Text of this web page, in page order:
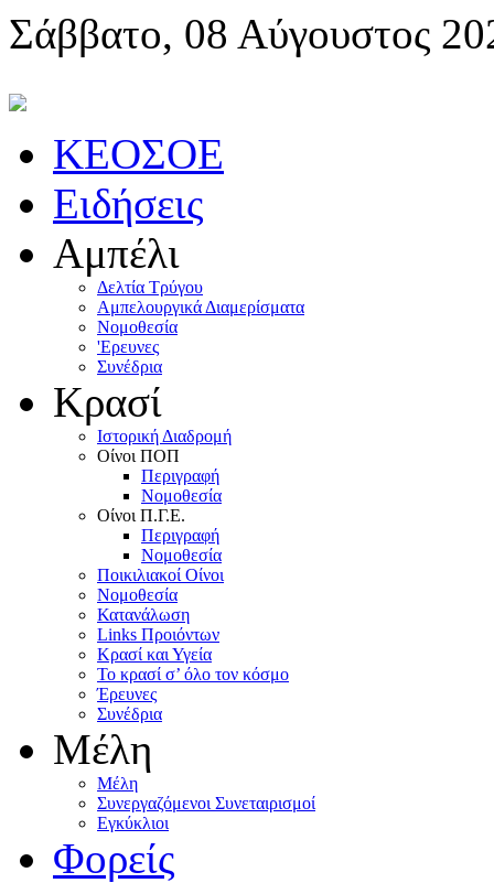
Σάββατο, 08 Αύγουστος
KEOΣOE
Ειδήσεις
Αμπέλι
Δελτία Τρύγου
Αμπελουργικά Διαμερίσματα
Nομοθεσία
'Eρευνες
Συνέδρια
Κρασί
Iστορική Διαδρομή
Oίνοι ΠOΠ
Περιγραφή
Nομοθεσία
Oίνοι Π.Γ.E.
Περιγραφή
Νομοθεσία
Ποικιλιακοί Oίνοι
Nομοθεσία
Κατανάλωση
Links Προιόντων
Κρασί και Υγεία
To κρασί σ’ όλο τον κόσμο
Έρευνες
Συνέδρια
Μέλη
Mέλη
Συνεργαζόμενοι Συνεταιρισμοί
Εγκύκλιοι
Φορείς